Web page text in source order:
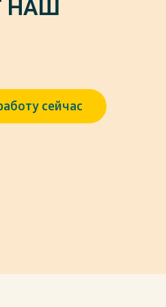
// Наука и молодежь. – 2021. -
для подготовки
// Практика
/Т.С. Казаковцева,
программы «Образование и
аспекты реализации
двигательной
НАШ
сейчас